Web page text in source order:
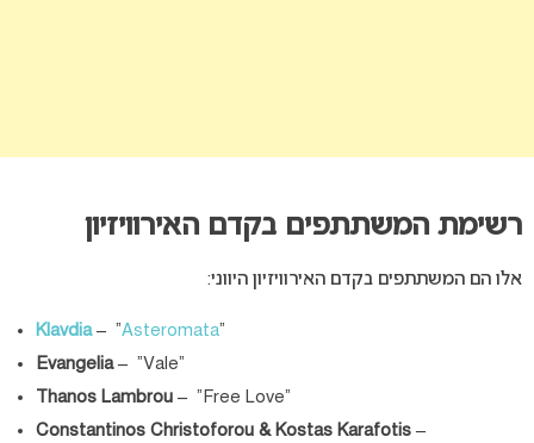
רשימת המשתתפים בקדם האירוויזיון
אלו הם המשתתפים בקדם האירוויזיון היווני:
Klavdia– “Asteromata”
Evangelia – “Vale”
Thanos Lambrou – “Free Love”
Constantinos Christoforou & Kostas Karafotis –